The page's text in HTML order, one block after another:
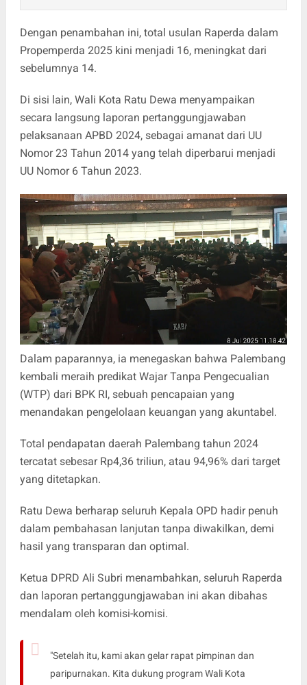
Dengan penambahan ini, total usulan Raperda dalam
Propemperda 2025 kini menjadi 16, meningkat dari
sebelumnya 14.
Di sisi lain, Wali Kota Ratu Dewa menyampaikan
secara langsung laporan pertanggungjawaban
pelaksanaan APBD 2024, sebagai amanat dari UU
Nomor 23 Tahun 2014 yang telah diperbarui menjadi
UU Nomor 6 Tahun 2023.
Dalam paparannya, ia menegaskan bahwa Palembang
kembali meraih predikat Wajar Tanpa Pengecualian
(WTP) dari BPK RI, sebuah pencapaian yang
menandakan pengelolaan keuangan yang akuntabel.
Total pendapatan daerah Palembang tahun 2024
tercatat sebesar Rp4,36 triliun, atau 94,96% dari target
yang ditetapkan.
Ratu Dewa berharap seluruh Kepala OPD hadir penuh
dalam pembahasan lanjutan tanpa diwakilkan, demi
hasil yang transparan dan optimal.
Ketua DPRD Ali Subri menambahkan, seluruh Raperda
dan laporan pertanggungjawaban ini akan dibahas
mendalam oleh komisi-komisi.
"Setelah itu, kami akan gelar rapat pimpinan dan
paripurnakan. Kita dukung program Wali Kota